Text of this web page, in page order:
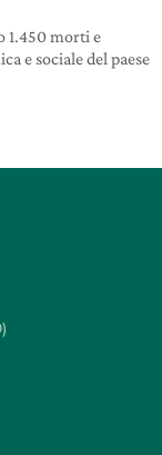
1.450 morti e
e sociale del paese